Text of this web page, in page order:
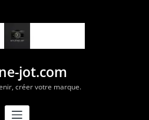
jot.com
créer votre marque.